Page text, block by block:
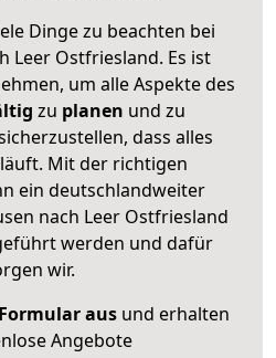
Dinge zu beachten bei
Leer Ostfriesland. Es ist
um alle Aspekte des
zu planen und zu
dass alles
Mit der richtigen
ein deutschlandweiter
nach Leer Ostfriesland
werden und dafür
wir.
ausund erhalten
Angebote